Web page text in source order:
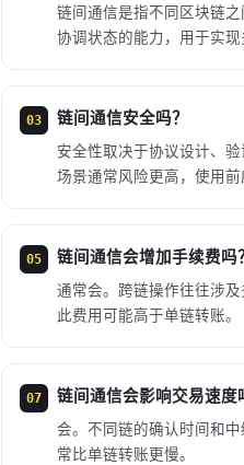
链间通信是指不同区块链
协调状态的能力，用于实现
03 链间通信安全吗？
安全性取决于协议设计、
场景通常风险更高，使用前
05 链间通信会增加手续费吗
通常会。跨链操作往往涉
此费用可能高于单链转账。
07 链间通信会影响交易速度
会。不同链的确认时间和
常比单链转账更慢。